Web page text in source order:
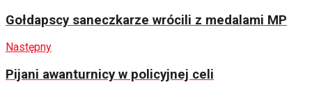
Gołdapscy saneczkarze wrócili z medalami MP
Następny
Pijani awanturnicy w policyjnej celi